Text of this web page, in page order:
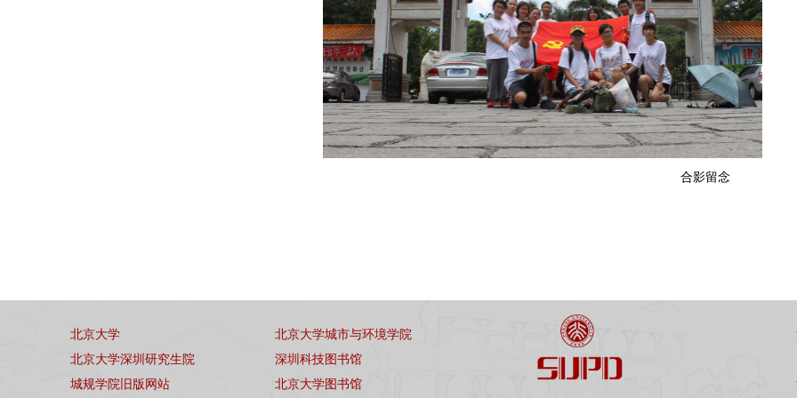
合影留念
北京大学
北京大学深圳研究生院
城规学院旧版网站
北京大学城市与环境学院
深圳科技图书馆
北京大学图书馆